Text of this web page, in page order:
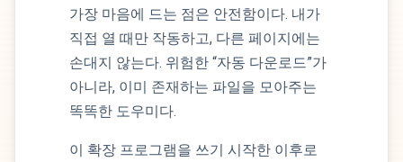
가장 마음에 드는 점은 안전함이다. 내가
직접 열 때만 작동하고, 다른 페이지에는
손대지 않는다. 위험한 “자동 다운로드”가
아니라, 이미 존재하는 파일을 모아주는
똑똑한 도우미다.
이 확장 프로그램을 쓰기 시작한 이후로